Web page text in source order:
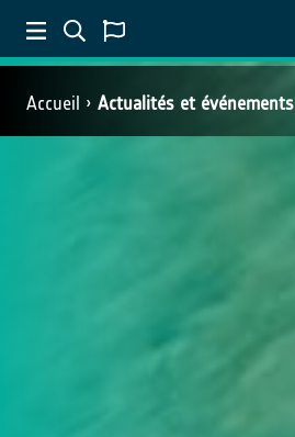
Accueil Actualités et événements